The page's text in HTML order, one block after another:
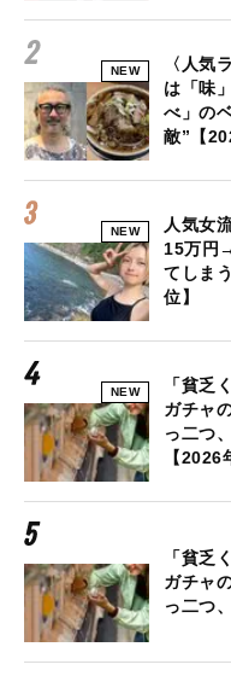
NEW
〈人気
は「味
べ」の
敵”【
NEW
人気女
15万円
てしま
位】
NEW
「貧乏
ガチャ
っ二つ
【2026
「貧乏
ガチャ
っ二つ